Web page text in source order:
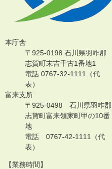
本庁舎
〒925-0198 石川県羽咋郡
志賀町末吉千古1番地1
電話 0767-32-1111（代
表）
富来支所
〒925-0498 石川県羽咋郡
志賀町富来領家町甲の10番
地
電話 0767-42-1111（代
表）
【業務時間】